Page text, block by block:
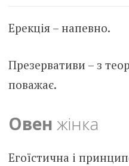
Ерекція – напевно.
Презервативи – з
поважає.
Овен жінка
Егоїстична і